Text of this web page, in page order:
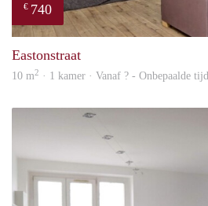
€ 740
Eastonstraat
10 m2 · 1 kamer · Vanaf ? - Onbepaalde tijd